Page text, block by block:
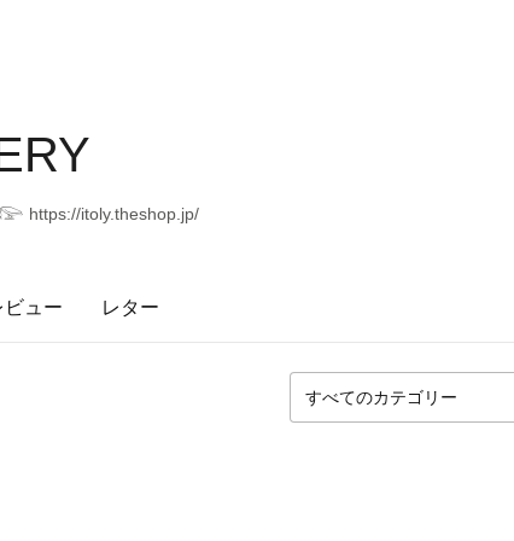
𓅼 https://itoly.theshop.jp/
ビュー レター